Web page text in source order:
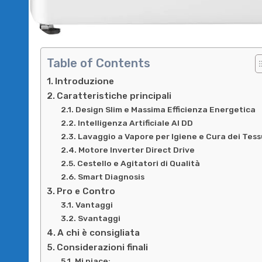
Table of Contents
Introduzione
Caratteristiche principali
Design Slim e Massima Efficienza Energetica
Intelligenza Artificiale AI DD
Lavaggio a Vapore per Igiene e Cura dei
Motore Inverter Direct Drive
Cestello e Agitatori di Qualità
Smart Diagnosis
Pro e Contro
Vantaggi
Svantaggi
A chi è consigliata
Considerazioni finali